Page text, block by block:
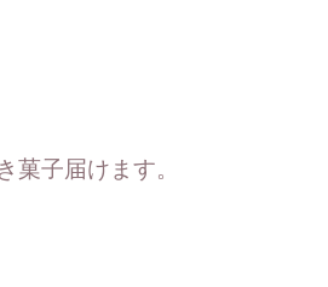
菓子届けます。